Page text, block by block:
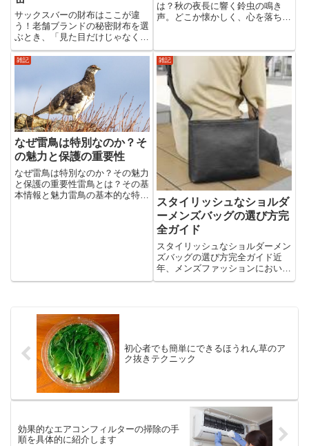
サックスバーの財布はここが違
う！老舗ブランドの秘密財布を選
ぶとき、「見た目だけじゃなくて
信頼できるブランドがいい！」と
思う方は多いはず。そんな時に押
さえておきたいのが、老舗ブラン
ドの一角を担う「サックスバ
ー」。サックスバーの財布には、
長年培...
は？秋の夜長に響く鈴虫の鳴き
声。どこか懐かしく、心を落ち着
ッセージが込められています。本
記事では、鈴虫の鳴き声の仕組み
から、文化的な背景、癒し効果に
至る...
雑記
なぜ雷鳥は特別なのか？そ
の魅力と保護の重要性
なぜ雷鳥は特別なのか？その魅力
と保護の重要性雷鳥とは？その基
本情報と魅力雷鳥の基本的な特性
雑記
スタイリッシュなショルダ
ーメンズバッグの選び方完
全ガイド
スタイリッシュなショルダーメン
ズバッグの選び方完全ガイド近
年、メンズファッションにおいて
ショルダーバッグは欠かせないア
初心者でも簡単にできるほうれん草のア
ク抜きテクニック
効果的なエアコンフィルターの掃除の手
順を具体的に紹介します